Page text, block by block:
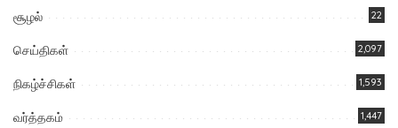
சூழல் 22
செய்திகள் 2,097
நிகழ்ச்சிகள் 1,593
வர்த்தகம் 1,447